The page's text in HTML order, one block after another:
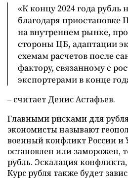
«К концу 2024 года рубль
благодаря
на внутреннем рынке,
стороны ЦБ, адаптации
схемам расчетов после
фактору, связанному с
экспортерами в конце
– считает Денис Астафьев.
Главными рисками для рубля
экономисты называют
военный конфликт России и
остановлен или заморожен,
рубль. Эскалация конфликта,
Курс рубля также будет